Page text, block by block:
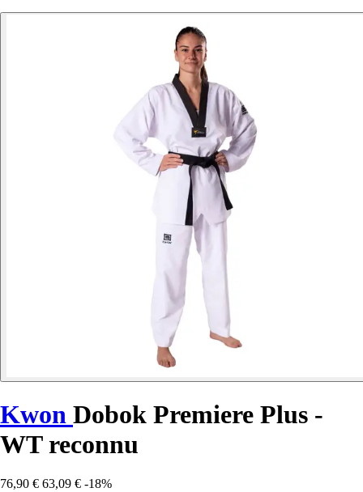
Kwon Dobok Premiere Plus -
WT reconnu
76,90 € 63,09 € -18%